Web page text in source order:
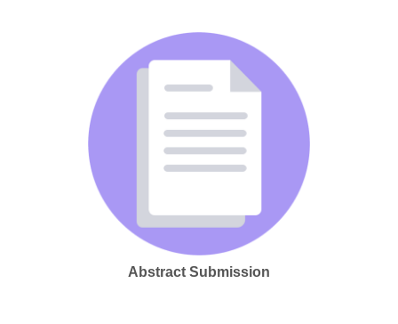
Abstract Submission